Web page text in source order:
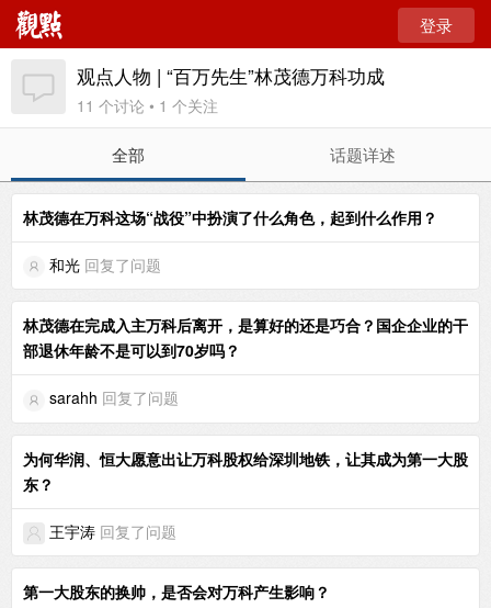
登录
观点人物 | “百万先生”林茂德万科功成
11 个讨论 • 1 个关注
全部 话题详述
林茂德在万科这场“战役”中扮演了什么角色，起到什么作用？
和光 回复了问题
林茂德在完成入主万科后离开，是算好的还是巧合？国企企业的干
部退休年龄不是可以到70岁吗？
sarahh 回复了问题
为何华润、恒大愿意出让万科股权给深圳地铁，让其成为第一大股
东？
王宇涛 回复了问题
第一大股东的换帅，是否会对万科产生影响？